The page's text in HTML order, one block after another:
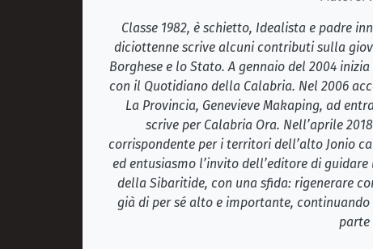
Classe 1982, è schietto, Idealista e padre
diciottenne scrive alcuni contributi sulla
Borghese e lo Stato. A gennaio del 2004
con il Quotidiano della Calabria. Nel 2006
La Provincia, Genevieve Makaping, ad
scrive per Calabria Ora. Nell’aprile
corrispondente per i territori dell’alto Jonio
ed entusiasmo l’invito dell’editore di
della Sibaritide, con una sfida: rigenerare
già di per sé alto e importante,
parte